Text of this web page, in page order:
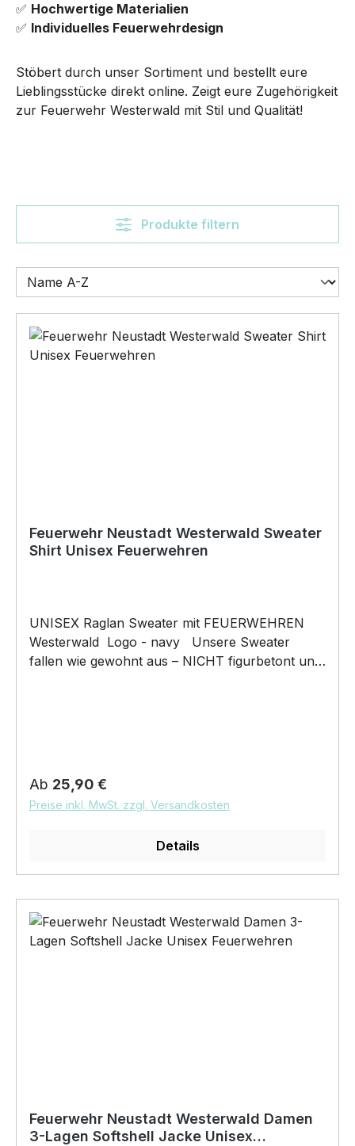
✅ Hochwertige Materialien
✅ Individuelles Feuerwehrdesign
Stöbert durch unser Sortiment und bestellt eure
Lieblingsstücke direkt online. Zeigt eure Zugehörigkeit
zur Feuerwehr Westerwald mit Stil und Qualität!
Produkte filtern
Feuerwehr Neustadt Westerwald Sweater
Shirt Unisex Feuerwehren
UNISEX Raglan Sweater mit FEUERWEHREN
Westerwald Logo - navy Unsere Sweater
fallen wie gewohnt aus – NICHT figurbetont und
Kragen, Arm- und Saumabschlüssen,
fleckenabweisende SpotShield™ Beschichtung,
40° waschbar, trocknergeeignet bei niedriger
Westerwald Logo auf der Brust mit unserem
Regulärer Preis:
Ab 25,90 €
Preise inkl. MwSt. zzgl. Versandkosten
Details
Feuerwehr Neustadt Westerwald Damen
3-Lagen Softshell Jacke Unisex